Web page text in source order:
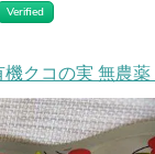
Verified
クコの実 無農